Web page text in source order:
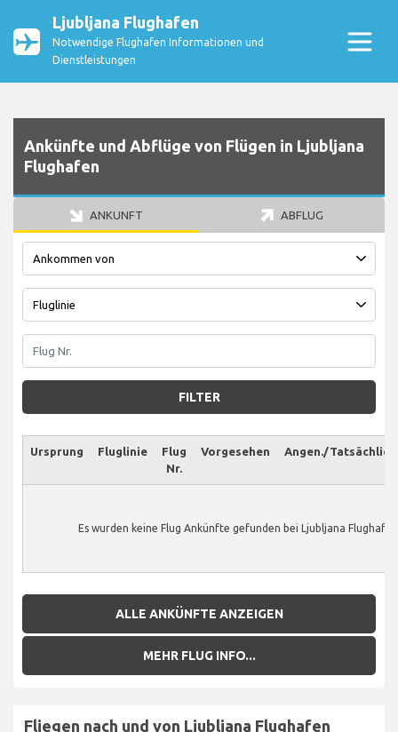
Ljubljana Flughafen
Notwendige Flughafen Informationen und
Dienstleistungen
Ankünfte und Abflüge von Flügen in Ljubljana
Flughafen
ANKUNFT ABFLUG
FILTER
Ursprung Fluglinie
Flug
Nr.
Vorgesehen Angen./Tatsächlich
Es wurden keine Flug Ankünfte gefunden bei Ljubljana
ALLE ANKÜNFTE ANZEIGEN
MEHR FLUG INFO...
Fliegen nach und von Ljubljana Flughafen